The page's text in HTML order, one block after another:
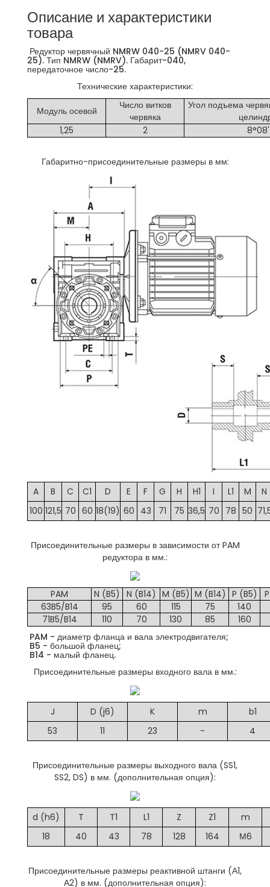
Описание и характеристики
товара
Редуктор червячный NMRW 040-25 (NMRV 040-
25). Тип NMRW (NMRV). Габарит-040,
передаточное число-25.
Технические характеристики:
Модуль осевой
Число витков
червяка
Угол подъема
1,25
2 8°08'
Габаритно-присоединительные размеры в мм:
A B C C1 D E F G H H1 I L1 M
N
100 121,5 70 60 18(19) 60 43 71 75 36,5 70 78 50
Присоединительные размеры в зависимости от PAM
редуктора в мм.:
PAM N (B5) N (B14) M (B5) M (B14) P (B5)
63B5/B14
95 60 115 75
140
71B5/B14
110 70 130 85
160
PAM - диаметр фланца и вала электродвигателя;
B5 - большой фланец;
B14 - малый фланец.
Присоединительные размеры входного вала в мм.:
J D (j6) K m
b1
53
11 23 - 4
Присоединительные размеры выходного вала (SS1,
SS2, DS) в мм. (дополнительная опция):
d (h6) T T1 L1 Z Z1
m
18
40 43 78 128 164 М6
Присоединительные размеры реактивной штанги (А1,
А2) в мм. (дополнительная опция):